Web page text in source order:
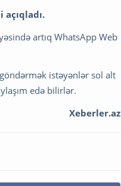
artıq WhatsApp Web
istəyənlər sol alt
edə bilirlər.
Xeberler.az